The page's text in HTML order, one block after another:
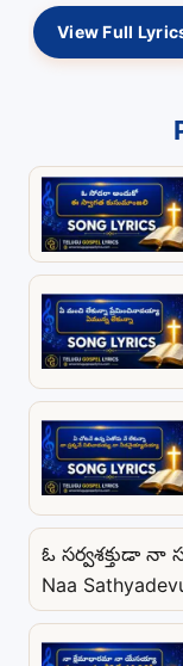
more…
View Full
ఓ సర్వశక్తుడా నా
Naa